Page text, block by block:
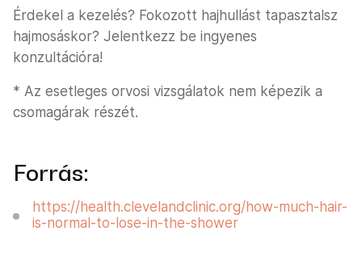
Érdekel a kezelés? Fokozott hajhullást tapasztalsz
hajmosáskor? Jelentkezz be ingyenes
konzultációra!
* Az esetleges orvosi vizsgálatok nem képezik a
csomagárak részét.
Forrás:
https://health.clevelandclinic.org/how-much-hair-
is-normal-to-lose-in-the-shower